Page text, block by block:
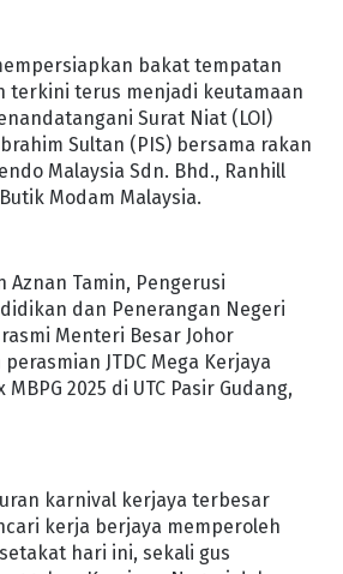
bakat tempatan
terkini terus menjadi keutamaan
Surat Niat (LOI)
Sultan (PIS) bersama rakan
Malaysia Sdn. Bhd., Ranhill
Modam Malaysia.
Aznan Tamin, Pengerusi
dan Penerangan Negeri
Menteri Besar Johor
JTDC Mega Kerjaya
MBPG 2025 di UTC Pasir Gudang,
karnival kerjaya terbesar
kerja berjaya memperoleh
hari ini, sekali gus